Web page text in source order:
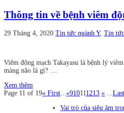
Thông tin về bệnh viêm
29 Tháng 4, 2020 Tin tức ngành Y, Tin
Viêm động mạch Takayasu là bệnh lý
màng não là gì? …
Xem thêm
Page 11 of 19« First...«910111213 » ...
Vai trò của siêu âm